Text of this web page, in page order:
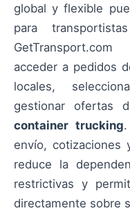
global y flexible
para
acceder a pedidos
locales,
gestionar ofertas
container trucking
envío, cotizaciones
reduce la
restrictivas y
directamente sobre